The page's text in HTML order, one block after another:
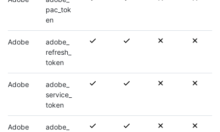
pac_tok
en
Adobe
adobe_
refresh_
token
Adobe
adobe_
service_
token
Adobe
adobe_